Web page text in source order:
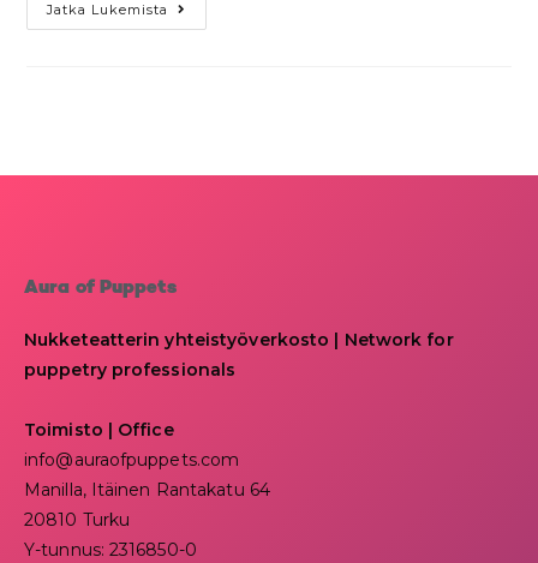
Jatka Lukemista
Aura of Puppets
Nukketeatterin yhteistyöverkosto | Network for
puppetry professionals
Toimisto | Office
info@auraofpuppets.com
Manilla, Itäinen Rantakatu 64
20810 Turku
Y-tunnus: 2316850-0